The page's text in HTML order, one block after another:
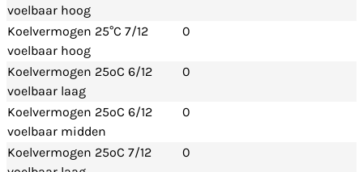
voelbaar hoog
Koelvermogen 25°C 7/12
voelbaar hoog
0
Koelvermogen 25ºC 6/12
voelbaar laag
0
Koelvermogen 25ºC 6/12
voelbaar midden
0
Koelvermogen 25ºC 7/12
0